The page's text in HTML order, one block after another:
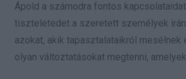
Ápold a számodra fontos
tiszteletedet a szeretett személyek
azokat, akik tapasztalataikról
olyan változtatásokat megtenni,